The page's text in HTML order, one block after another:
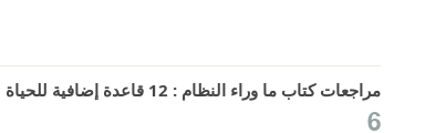
مراجعات كتاب ما وراء النظام : 12 قاعدة إضافية للحياة | Beyond Order: 12 More Rules for Life
6